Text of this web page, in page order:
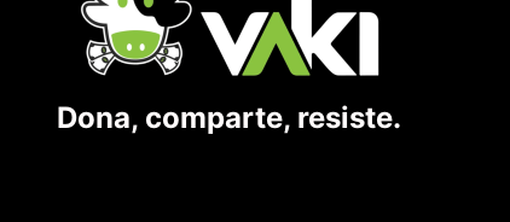
Dona, comparte, resiste.